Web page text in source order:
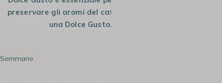
preservare gli aromi del caffè. Ecco come si decalcifica
una Dolce Gusto, in poche mosse.
Sommario